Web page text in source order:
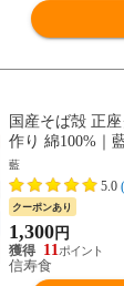
国産そば殻 正
作り 綿100%｜
藍
5.0
クーポンあり
1,300円
11
信寿食